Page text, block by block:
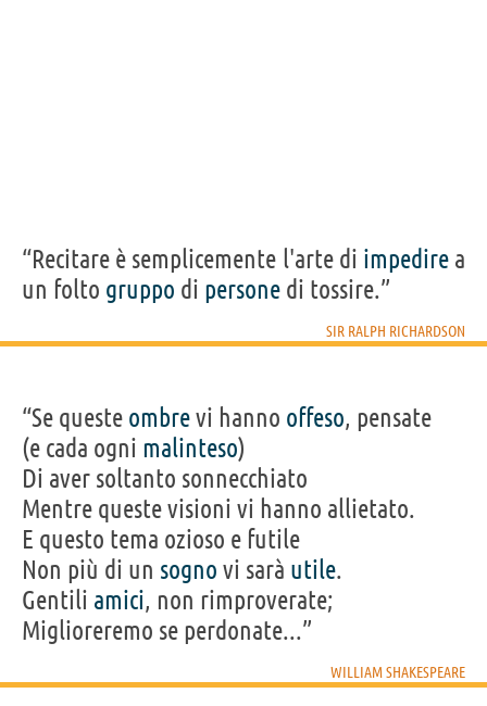
“Recitare è semplicemente l'arte di impedirea
un folto gruppo di persone di tossire.”
SIR RALPH RICHARDSON
“Se queste ombrevi hanno offeso, pensate
(e cada ogni malinteso)
Di aver soltanto sonnecchiato
Mentre queste visioni vi hanno allietato.
E questo tema ozioso e futile
Non più di un sogno vi sarà utile.
Gentili amici, non rimproverate;
Miglioreremo se perdonate...”
WILLIAM SHAKESPEARE